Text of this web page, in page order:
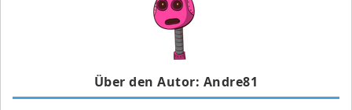
Über den Autor: Andre81